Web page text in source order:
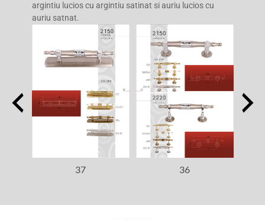
argintiu lucios cu argintiu satinat si auriu lucios cu
auriu satnat.
37 36